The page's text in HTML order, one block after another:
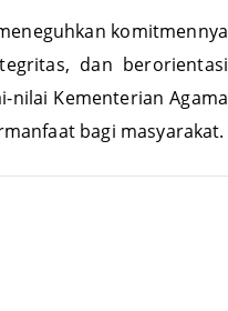
komitmennya
dan berorientasi
nilai Kementerian Agama
bagi masyarakat.